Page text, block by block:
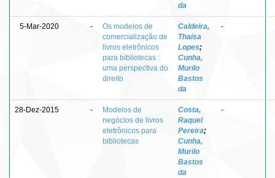
da
5-Mar-2020 -
Os modelos de
comercialização de
livros eletrônicos
para bibliotecas :
uma perspectiva do
direito
Caldeira,
Thaísa
Lopes;
Cunha,
Murilo
Bastos
da
-
28-Dez-2015 -
Modelos de
negócios de livros
eletrônicos para
bibliotecas
Costa,
Raquel
Pereira;
Cunha,
Murilo
Bastos
da
-